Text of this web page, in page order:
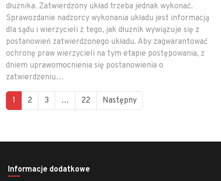
dłużnika. Zatwierdzony układ trzeba jednak wykonać.
Sprawozdanie nadzorcy wykonania układu jest informacją
dla sądu i wierzycieli z tego, jak dłużnik wywiązuje się z
postanowień zatwierdzonego układu. Aby zagwarantować
ochronę praw wierzycieli na tym etapie postępowania, z
dniem uprawomocnienia się postanowienia o
zatwierdzeniu…
1 2 3 … 22 Następny
Informacje dodatkowe